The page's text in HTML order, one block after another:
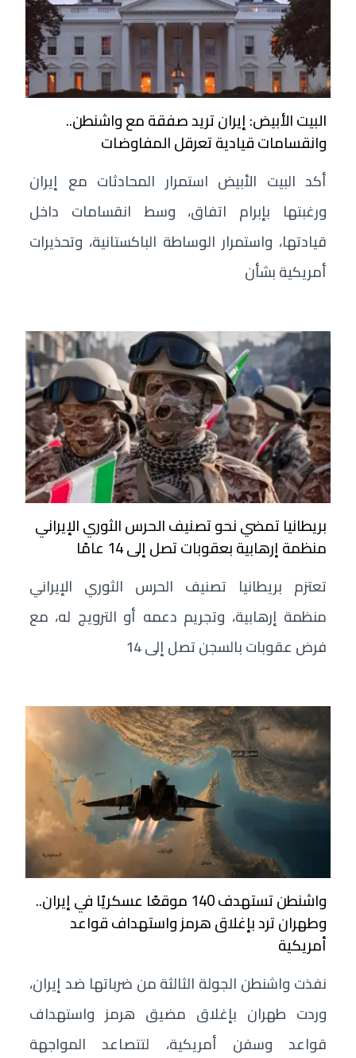
البيت الأبيض: إيران تريد صفقة مع واشنطن..
وانقسامات قيادية تعرقل المفاوضات
أكد البيت الأبيض استمرار المحادثات مع إيران
ورغبتها بإبرام اتفاق، وسط انقسامات داخل
قيادتها، واستمرار الوساطة الباكستانية، وتحذيرات
أمريكية بشأن
بريطانيا تمضي نحو تصنيف الحرس الثوري الإيراني
منظمة إرهابية بعقوبات تصل إلى 14 عامًا
تعتزم بريطانيا تصنيف الحرس الثوري الإيراني
منظمة إرهابية، وتجريم دعمه أو الترويج له، مع
فرض عقوبات بالسجن تصل إلى 14
واشنطن تستهدف 140 موقعًا عسكريًا في إيران..
وطهران ترد بإغلاق هرمز واستهداف قواعد
أمريكية
نفذت واشنطن الجولة الثالثة من ضرباتها ضد إيران،
وردت طهران بإغلاق مضيق هرمز واستهداف
قواعد وسفن أمريكية، لتتصاعد المواجهة